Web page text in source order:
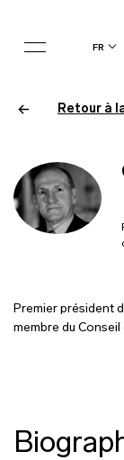
fr
Premier président
membre du
Retour à